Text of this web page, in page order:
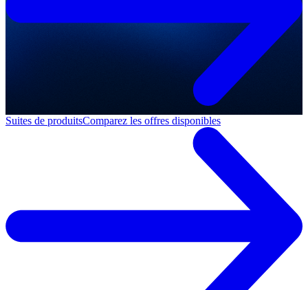
Suites de produitsComparez les offres disponibles